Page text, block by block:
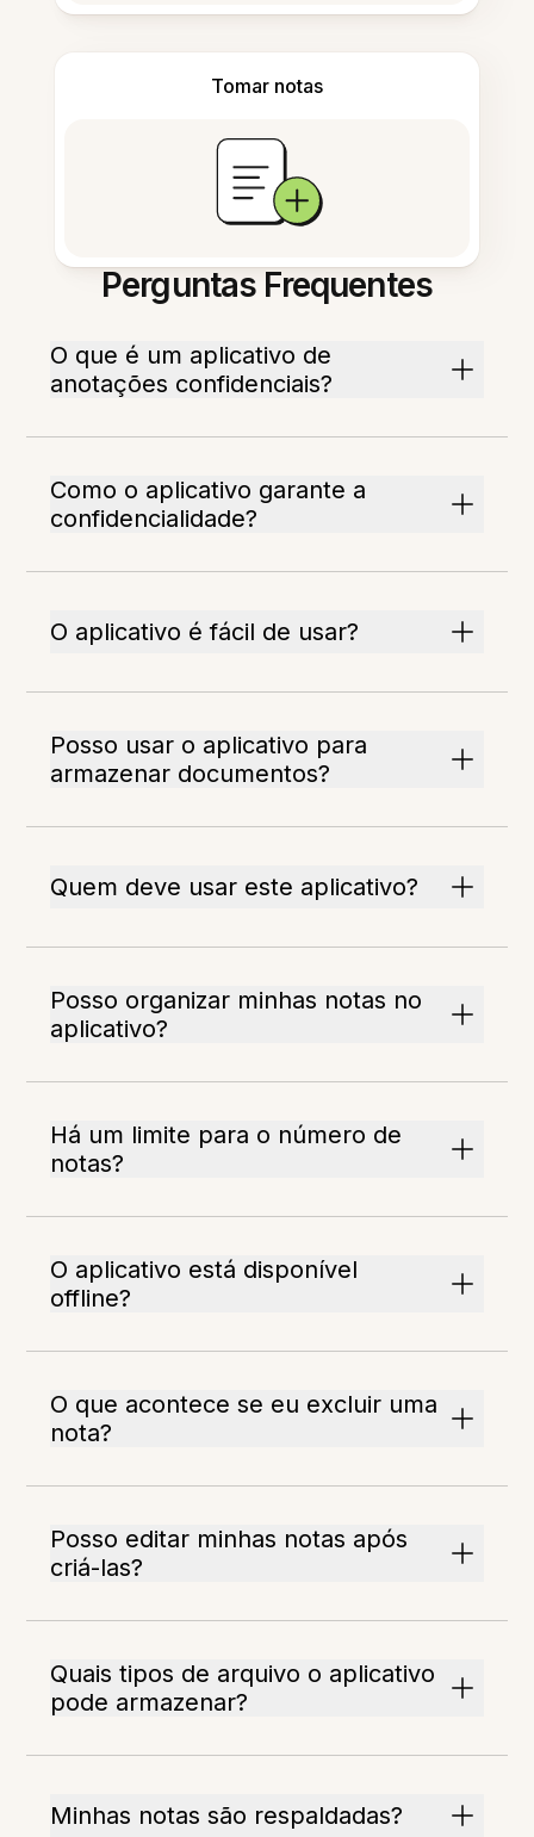
Tomar notas
Perguntas Frequentes
O que é um aplicativo de
anotações confidenciais?
Como o aplicativo garante a
confidencialidade?
O aplicativo é fácil de usar?
Posso usar o aplicativo para
armazenar documentos?
Quem deve usar este aplicativo?
Posso organizar minhas notas no
aplicativo?
Há um limite para o número de
notas?
O aplicativo está disponível
offline?
O que acontece se eu excluir uma
nota?
Posso editar minhas notas após
criá-las?
Quais tipos de arquivo o aplicativo
pode armazenar?
Minhas notas são respaldadas?